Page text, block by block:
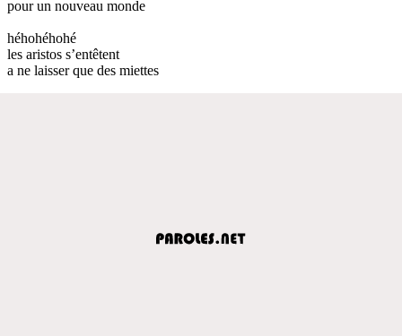
pour un nouveau monde
héhohéhohé
les aristos s’entêtent
a ne laisser que des miettes